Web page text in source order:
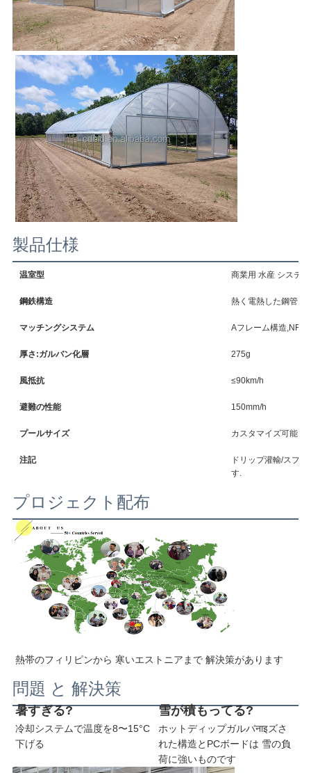
し
な
さ
い
ニ
ュ
ー
ス
サ
マ
ッ
プ
プ
ラ
ー
規
約
製品仕様
温室型 商業用 水産 システ
鋼鉄構造 熱く電熱した鋼管
マッチングシステム Aフレーム構造,NFT
厚さ:ガルバン化層 275g
風抵抗 ≤90km/h
避難の性能 150mm/h
プールサイズ カスタマイズ可能
注記
ドリップ灌輸/スプ
す.
プロジェクト配布
熱帯のフィリピンから 寒いエストニアまで 解決策があります
問題 と 解決策
暑すぎる?
冷却システムで温度を8〜15°C
下げる
雪が積もってる?
ホットディップガルバनाइズさ
れた構造とPCボードは 雪の負
荷に強いものです